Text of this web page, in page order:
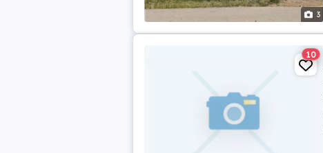
3
10